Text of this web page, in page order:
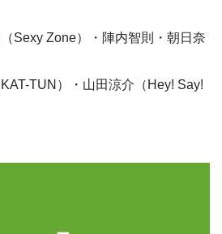
Sexy Zone）・陣内智則・朝日奈
TUN）・山田涼介（Hey! Say!